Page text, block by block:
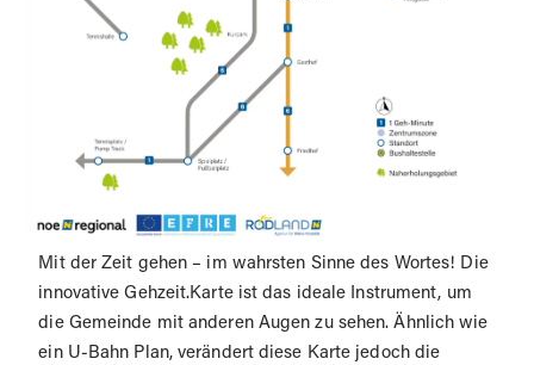
Mit der Zeit gehen – im wahrsten Sinne des Wortes! Die
innovative Gehzeit.Karte ist das ideale Instrument, um
die Gemeinde mit anderen Augen zu sehen. Ähnlich wie
ein U-Bahn Plan, verändert diese Karte jedoch die